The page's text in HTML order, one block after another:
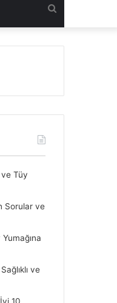
yap
Tüy
Sorular ve
ve